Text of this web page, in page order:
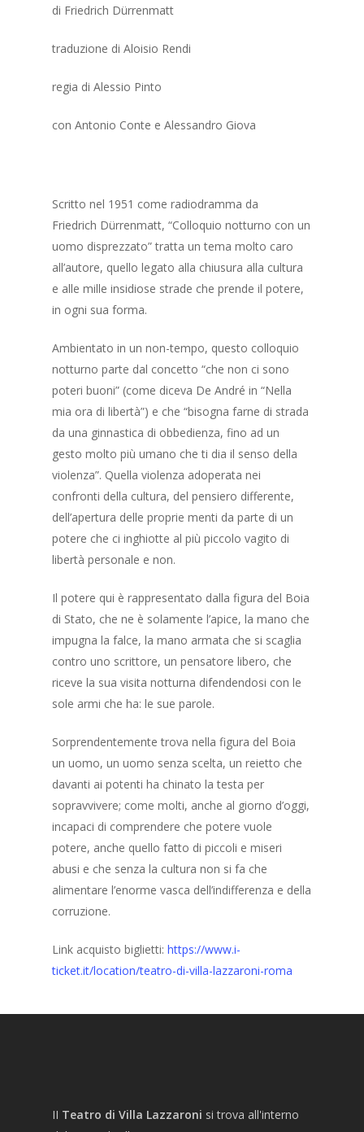
di Friedrich Dürrenmatt
traduzione di Aloisio Rendi
regia di Alessio Pinto
con Antonio Conte e Alessandro Giova
Scritto nel 1951 come radiodramma da
Friedrich Dürrenmatt, “Colloquio notturno con un
uomo disprezzato” tratta un tema molto caro
all’autore, quello legato alla chiusura alla cultura
e alle mille insidiose strade che prende il potere,
in ogni sua forma.
Ambientato in un non-tempo, questo colloquio
notturno parte dal concetto “che non ci sono
poteri buoni” (come diceva De André in “Nella
mia ora di libertà”) e che “bisogna farne di strada
da una ginnastica di obbedienza, fino ad un
gesto molto più umano che ti dia il senso della
violenza”. Quella violenza adoperata nei
confronti della cultura, del pensiero differente,
dell’apertura delle proprie menti da parte di un
potere che ci inghiotte al più piccolo vagito di
libertà personale e non.
Il potere qui è rappresentato dalla figura del Boia
di Stato, che ne è solamente l’apice, la mano che
impugna la falce, la mano armata che si scaglia
contro uno scrittore, un pensatore libero, che
riceve la sua visita notturna difendendosi con le
sole armi che ha: le sue parole.
Sorprendentemente trova nella figura del Boia
un uomo, un uomo senza scelta, un reietto che
davanti ai potenti ha chinato la testa per
sopravvivere; come molti, anche al giorno d’oggi,
incapaci di comprendere che potere vuole
potere, anche quello fatto di piccoli e miseri
abusi e che senza la cultura non si fa che
alimentare l’enorme vasca dell’indifferenza e della
corruzione.
Link acquisto biglietti:https://www.i-
ticket.it/location/teatro-di-villa-lazzaroni-roma
II Teatro di Villa Lazzaroni si trova all'interno